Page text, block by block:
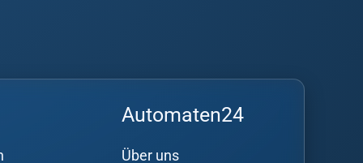
Automaten24
Über uns